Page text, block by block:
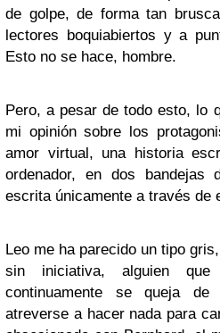
de golpe, de forma tan
lectores boquiabiertos y a
Esto no se hace, hombre.
Pero, a pesar de todo esto, lo
mi opinión sobre los
amor virtual, una historia
ordenador, en dos bandejas
escrita únicamente a través de
Leo me ha parecido un tipo
sin iniciativa, alguien
continuamente se queja
atreverse a hacer nada para